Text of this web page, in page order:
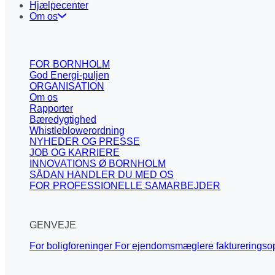
Hjælpecenter
Om os
FOR BORNHOLM
God Energi-puljen
ORGANISATION
Om os
Rapporter
Bæredygtighed
Whistleblowerordning
NYHEDER OG PRESSE
JOB OG KARRIERE
INNOVATIONS Ø BORNHOLM
SÅDAN HANDLER DU MED OS
FOR PROFESSIONELLE SAMARBEJDER
GENVEJE
For boligforeninger For ejendomsmæglere